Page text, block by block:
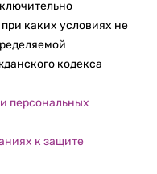
каких условиях не
кодекса
персональных
к защите